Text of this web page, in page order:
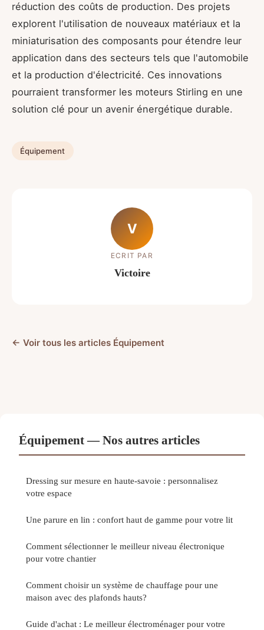
réduction des coûts de production. Des projets
explorent l'utilisation de nouveaux matériaux et la
miniaturisation des composants pour étendre leur
application dans des secteurs tels que l'automobile
et la production d'électricité. Ces innovations
pourraient transformer les moteurs Stirling en une
solution clé pour un avenir énergétique durable.
Équipement
V
ECRIT PAR
Victoire
← Voir tous les articles Équipement
Équipement — Nos autres articles
Dressing sur mesure en haute-savoie : personnalisez
votre espace
Une parure en lin : confort haut de gamme pour votre lit
Comment sélectionner le meilleur niveau électronique
pour votre chantier
Comment choisir un système de chauffage pour une
maison avec des plafonds hauts?
Guide d'achat : Le meilleur électroménager pour votre